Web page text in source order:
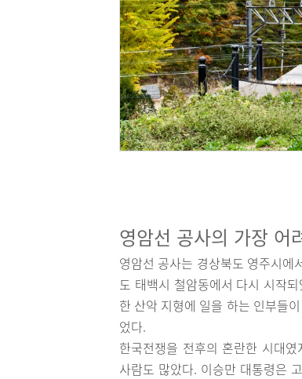
영암선 공사의 가장 어
영암선 공사는 경상북도 영주시에
도 태백시 철암동에서 다시 시작
한 산악 지형에 일을 하는 인부들
었다.
한국전쟁을 전후의 혼란한 시대
사람도 많았다. 이승만 대통령은